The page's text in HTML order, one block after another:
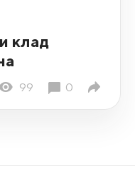
клад
99 0